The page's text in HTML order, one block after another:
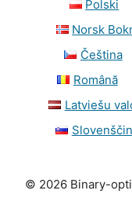
Polski
Norsk
Čeština
Română
Latviešu
© 2026 Binary-